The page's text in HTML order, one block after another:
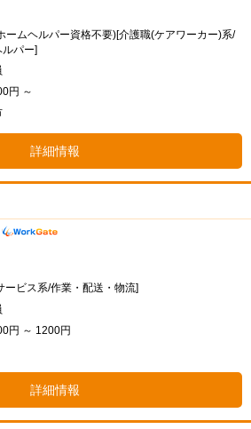
ームヘルパー資格不要)[介護職(ケアワーカー)系/
パー]
円 ～
詳細情報
ービス系/作業・配送・物流]
円 ～ 1200円
詳細情報